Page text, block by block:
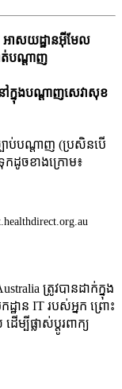
អសយដនអមល
តបណញ
កងបណញសវសខ
បបណញ (បសនប
កដចខងកម៖
healthdirect org au
តវបនដកកង
កដន IT របសអក ព
ដមផសបរពក